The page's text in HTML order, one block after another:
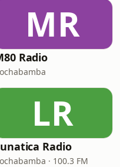
MR
Radio
LR
Radio
· 100.3 FM